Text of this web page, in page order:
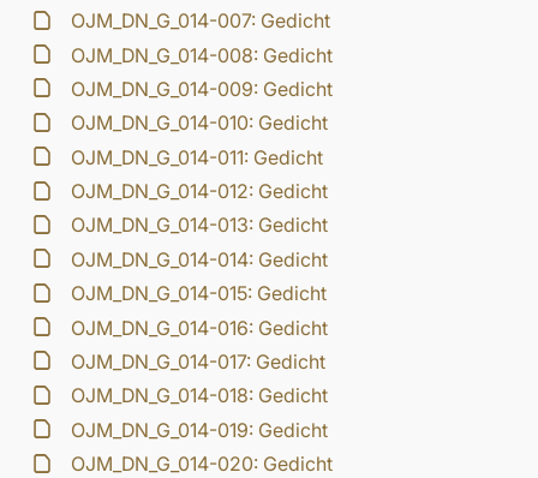
OJM_DN_G_014-007: Gedicht
OJM_DN_G_014-008: Gedicht
OJM_DN_G_014-009: Gedicht
OJM_DN_G_014-010: Gedicht
OJM_DN_G_014-011: Gedicht
OJM_DN_G_014-012: Gedicht
OJM_DN_G_014-013: Gedicht
OJM_DN_G_014-014: Gedicht
OJM_DN_G_014-015: Gedicht
OJM_DN_G_014-016: Gedicht
OJM_DN_G_014-017: Gedicht
OJM_DN_G_014-018: Gedicht
OJM_DN_G_014-019: Gedicht
OJM_DN_G_014-020: Gedicht